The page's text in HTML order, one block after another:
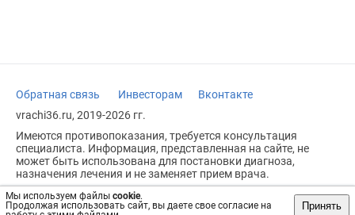
Мы используем файлы cookie.
Продолжая использовать сайт, вы даете свое согласие на
Принять
Обратная связь Инвесторам
Вконтакте
vrachi36.ru, 2019-2026 гг.
Имеются противопоказания, требуется консультация
специалиста. Информация, представленная на сайте, не
может быть использована для постановки диагноза,
назначения лечения и не заменяет прием врача.
Возрастное ограничение: 18+